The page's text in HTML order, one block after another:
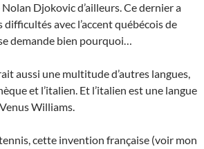
Djokovic d’ailleurs. Ce dernier a
difficultés avec l’accent québécois de
demande bien pourquoi…
aussi une multitude d’autres langues,
et l’italien. Et l’italien est une langue
Williams.
cette invention française (voir mon